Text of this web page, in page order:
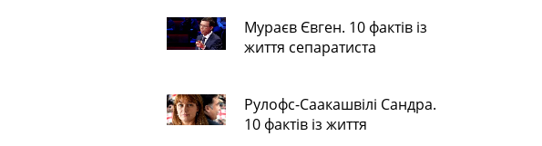
Мураєв Євген. 10 фактів із
життя сепаратиста
Рулофс-Саакашвілі Сандра.
10 фактів із життя